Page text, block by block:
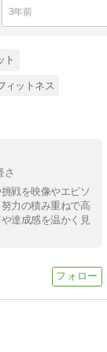
3年前
ト
ィットネス
さ
戦を映像やエピソ
力の積み重ねで高
達成感を温かく見